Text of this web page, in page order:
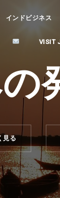
インドビジネス
VISIT
見る